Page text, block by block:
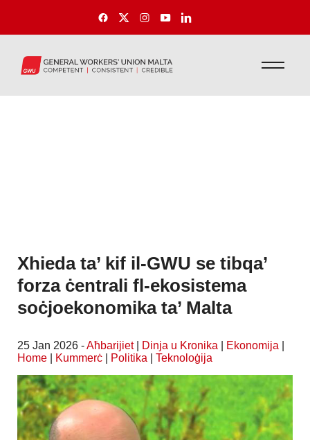
Xhieda ta’ kif il-GWU se tibqa’
forza ċentrali fl-ekosistema
soċjoekonomika ta’ Malta
25 Jan 2026 -Aħbarijiet| Dinja u Kronika Ekonomija
Home
Kummerċ Politika Teknoloġija